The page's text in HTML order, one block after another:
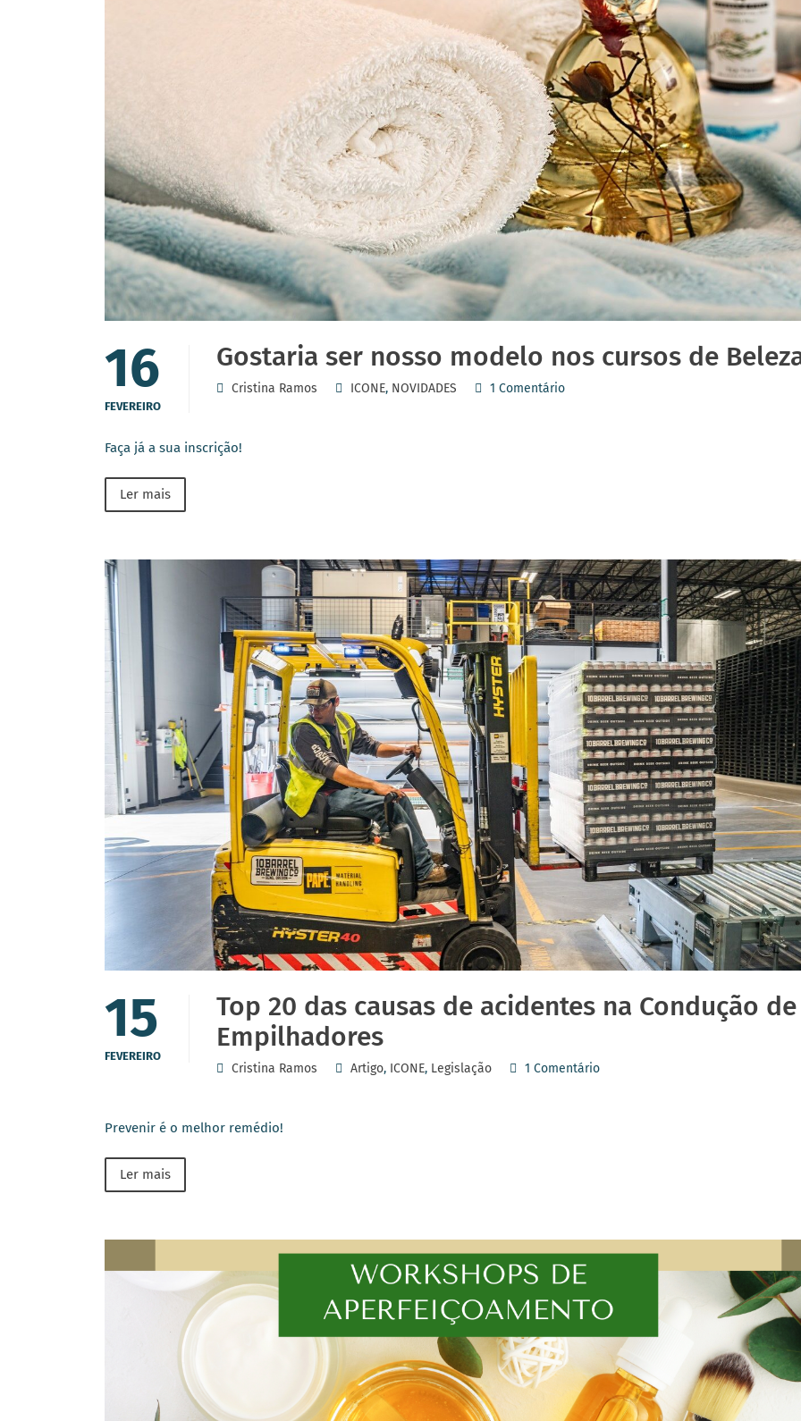
16
FEVEREIRO
Gostaria ser nosso modelo nos cursos de
Cristina Ramos ICONE, NOVIDADES 1 Comentário
Faça já a sua inscrição!
Ler mais
15
FEVEREIRO
Top 20 das causas de acidentes na Condução de
Empilhadores
Cristina Ramos Artigo, ICONE, Legislação 1 Comentário
Prevenir é o melhor remédio!
Ler mais